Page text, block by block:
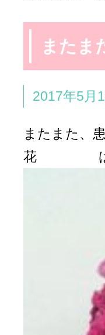
またま
2017年5月
またまた、
花